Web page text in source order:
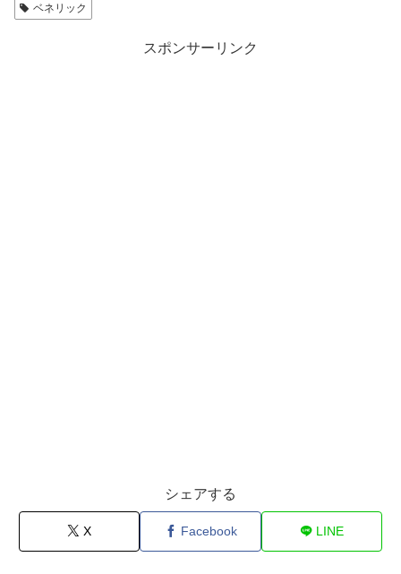
ベネリック
スポンサーリンク
シェアする
X Facebook LINE